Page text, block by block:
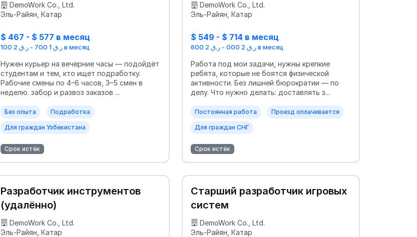
DemoWork Co., Ltd.
Эль-Райян, Катар
$ 467 - $ 577 в месяц
ر.ق 1 700 - ر.ق 2 100 в месяц
Нужен курьер на вечерние часы — подойдёт
студентам и тем, кто ищет подработку.
Рабочие смены по 4–6 часов, 3–5 смен в
неделю. забор и развоз заказов ...
Без опыта Подработка
Для граждан Узбекистана
Срок истёк
DemoWork Co., Ltd.
Эль-Райян, Катар
$ 549 - $ 714 в месяц
ر.ق 2 000 - ر.ق 2 600 в месяц
Работа под мои задачи, нужны крепкие
ребята, которые не боятся физической
активности. Без лишней бюрократии — по
делу. Что нужно делать: доставлять з...
Постоянная работа Проезд оплачивается
Для граждан СНГ
Срок истёк
Разработчик инструментов
(удалённо)
DemoWork Co., Ltd.
Эль-Райян, Катар
Старший разработчик игровых
систем
DemoWork Co., Ltd.
Эль-Райян, Катар